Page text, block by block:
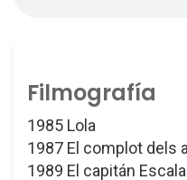
Filmografía
1985 Lola
1987 El complot dels
1989 El capitán